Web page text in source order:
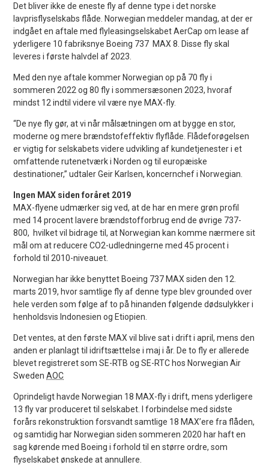
Det bliver ikke de eneste fly af denne type i det norske
lavprisflyselskabs flåde. Norwegian meddeler mandag, at der er
indgået en aftale med flyleasingselskabet AerCap om lease af
yderligere 10 fabriksnye Boeing 737 MAX 8. Disse fly skal
leveres i første halvdel af 2023.
Med den nye aftale kommer Norwegian op på 70 fly i
sommeren 2022 og 80 fly i sommersæsonen 2023, hvoraf
mindst 12 indtil videre vil være nye MAX-fly.
“De nye fly gør, at vi når målsætningen om at bygge en stor,
moderne og mere brændstofeffektiv flyflåde. Flådeforøgelsen
er vigtig for selskabets videre udvikling af kundetjenester i et
omfattende rutenetværk i Norden og til europæiske
destinationer,” udtaler Geir Karlsen, koncernchef i Norwegian.
Ingen MAX siden foråret 2019
MAX-flyene udmærker sig ved, at de har en mere grøn profil
med 14 procent lavere brændstofforbrug end de øvrige 737-
800, hvilket vil bidrage til, at Norwegian kan komme nærmere sit
mål om at reducere CO2-udledningerne med 45 procent i
forhold til 2010-niveauet.
Norwegian har ikke benyttet Boeing 737 MAX siden den 12.
marts 2019, hvor samtlige fly af denne type blev grounded over
hele verden som følge af to på hinanden følgende dødsulykker i
henholdsvis Indonesien og Etiopien.
Det ventes, at den første MAX vil blive sat i drift i april, mens den
anden er planlagt til idriftsættelse i maj i år. De to fly er allerede
blevet registreret som SE-RTB og SE-RTC hos Norwegian Air
SwedenAOC
Oprindeligt havde Norwegian 18 MAX-fly i drift, mens yderligere
13 fly var produceret til selskabet. I forbindelse med sidste
forårs rekonstruktion forsvandt samtlige 18 MAX’ere fra flåden,
og samtidig har Norwegian siden sommeren 2020 har haft en
sag kørende med Boeing i forhold til en større ordre, som
flyselskabet ønskede at annullere.